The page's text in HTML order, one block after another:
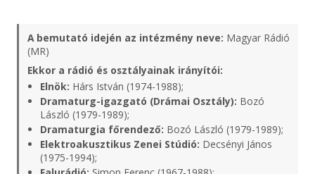
A bemutató idején az intézmény neve: Magyar Rádió
(MR)
Ekkor a rádió és osztályainak irányítói:
Elnök: Hárs István (1974-1988);
Dramaturg-igazgató (Drámai Osztály): Bozó
László (1979-1989);
Dramaturgia főrendező: Bozó László (1979-1989);
Elektroakusztikus Zenei Stúdió: Decsényi János
(1975-1994);